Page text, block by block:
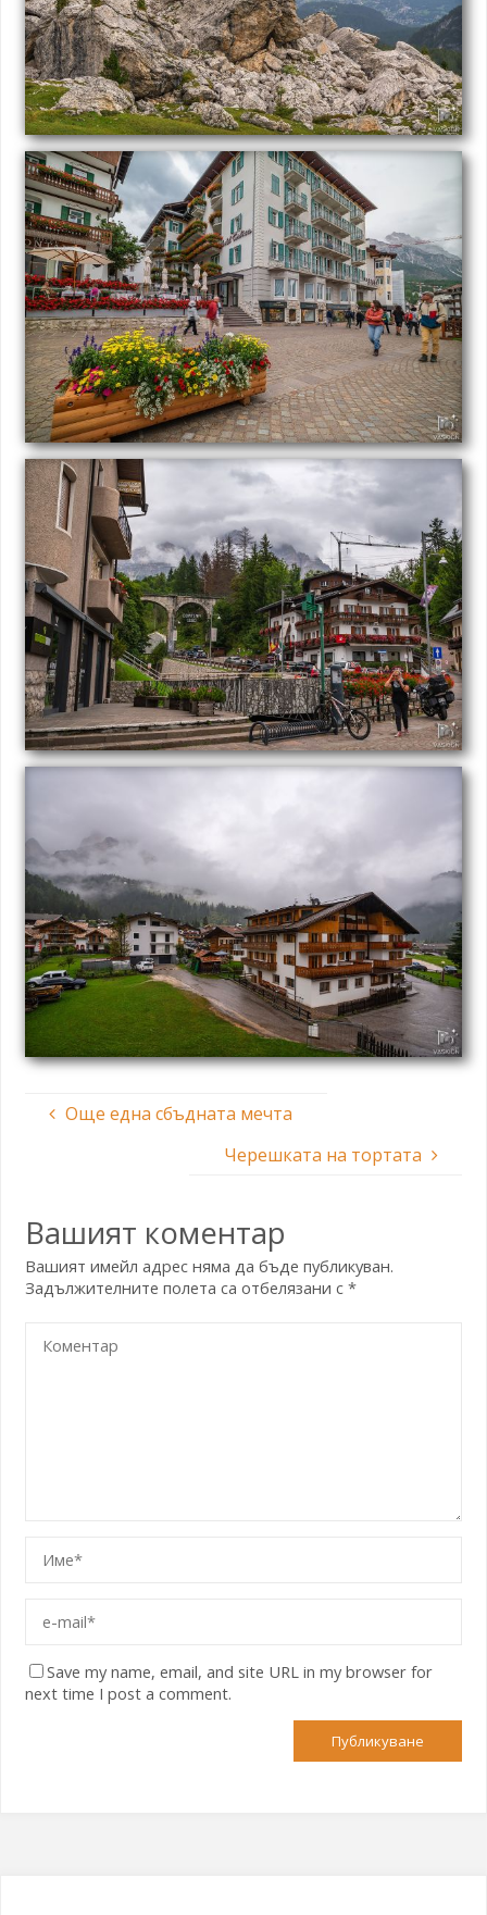
Още една сбъдната мечта
Черешката на тортата
Вашият коментар
Вашият имейл адрес няма да бъде публикуван.
Задължителните полета са отбелязани с*
Save my name, email, and site URL in my browser for
next time I post a comment.